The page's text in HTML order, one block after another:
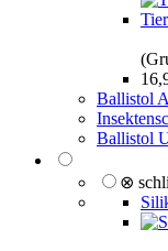
Ballistol
Ballistol
⊗